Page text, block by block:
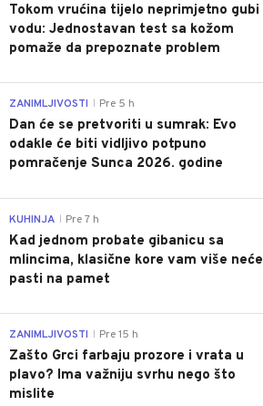
Tokom vrućina tijelo neprimjetno gubi
vodu: Jednostavan test sa kožom
pomaže da prepoznate problem
ZANIMLJIVOSTI Pre 5 h
Dan će se pretvoriti u sumrak: Evo
odakle će biti vidljivo potpuno
pomračenje Sunca 2026. godine
KUHINJA Pre 7 h
Kad jednom probate gibanicu sa
mlincima, klasične kore vam više neće
pasti na pamet
ZANIMLJIVOSTI Pre 15 h
Zašto Grci farbaju prozore i vrata u
plavo? Ima važniju svrhu nego što
mislite